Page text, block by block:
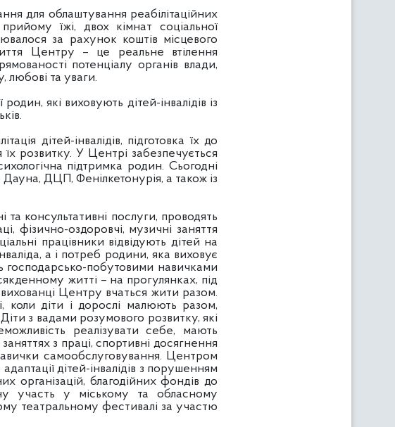
для облаштування реабілітаційних
їжі, двох кімнат соціальної
за рахунок коштів місцевого
Центру – це реальне втілення
потенціалу органів влади,
любові та уваги.
які виховують дітей-інвалідів із
дітей-інвалідів, підготовка їх до
розвитку. У Центрі забезпечується
підтримка родин. Сьогодні
ДЦП, Фенілкетонурія, а також із
консультативні послуги, проводять
фізично-оздоровчі, музичні заняття
працівники відвідують дітей на
а і потреб родини, яка виховує
господарсько-побутовими навичками
житті – на прогулянках, під
Центру вчаться жити разом.
коли діти і дорослі малюють разом,
з вадами розумового розвитку, які
реалізувати себе, мають
з праці, спортивні досягнення
самообслуговування. Центром
дітей-інвалідів з порушенням
організацій, благодійних фондів до
участь у міському та обласному
театральному фестивалі за участю